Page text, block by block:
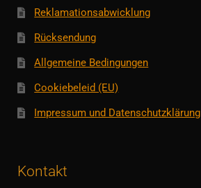
Reklamationsabwicklung
Rücksendung
Allgemeine Bedingungen
Cookiebeleid (EU)
Impressum und Datenschutzklärung
Kontakt